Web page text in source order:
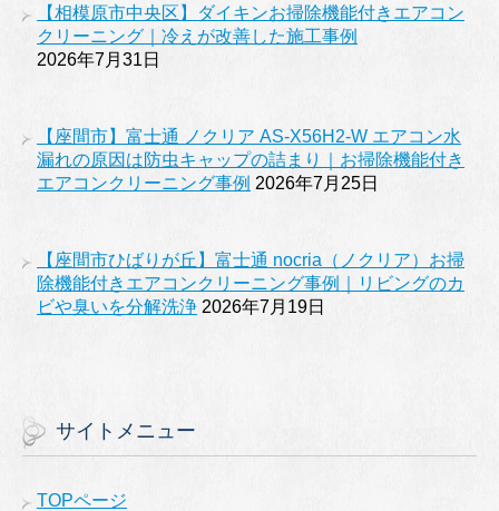
【相模原市中央区】ダイキンお掃除機能付きエアコン
クリーニング｜冷えが改善した施工事例
2026年7月31日
【座間市】富士通 ノクリア AS-X56H2-W エアコン水
漏れの原因は防虫キャップの詰まり｜お掃除機能付き
エアコンクリーニング事例 2026年7月25日
【座間市ひばりが丘】富士通 nocria（ノクリア）お掃
除機能付きエアコンクリーニング事例｜リビングのカ
ビや臭いを分解洗浄 2026年7月19日
サイトメニュー
TOPページ